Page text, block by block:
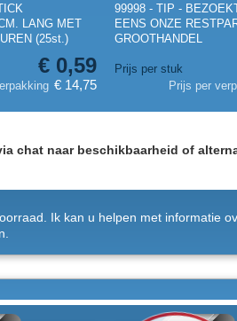
LANG MET
(25st.)
€ 0,59
€ 14,75
99998 - TIP -
EENS ONZE
GROOTHANDEL
Prijs per stuk
Prijs per
chat naar beschikbaarheid of
Ik kan u helpen met informatie